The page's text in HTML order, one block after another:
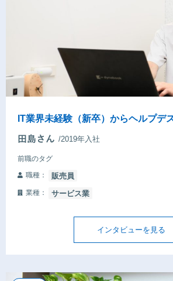
IT業界未経験（新卒）からヘルプデ
/2019年入社
前職のタグ
職種：
販売員
業種： サービス業
インタビューを見る